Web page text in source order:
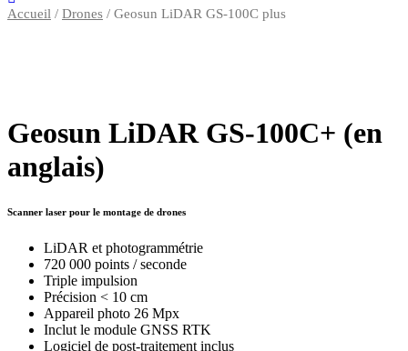
Accueil / Drones / Geosun LiDAR GS-100C plus
Geosun LiDAR GS-100C+ (en
anglais)
Scanner laser pour le montage de drones
LiDAR et photogrammétrie
720 000 points / seconde
Triple impulsion
Précision < 10 cm
Appareil photo 26 Mpx
Inclut le module GNSS RTK
Logiciel de post-traitement inclus